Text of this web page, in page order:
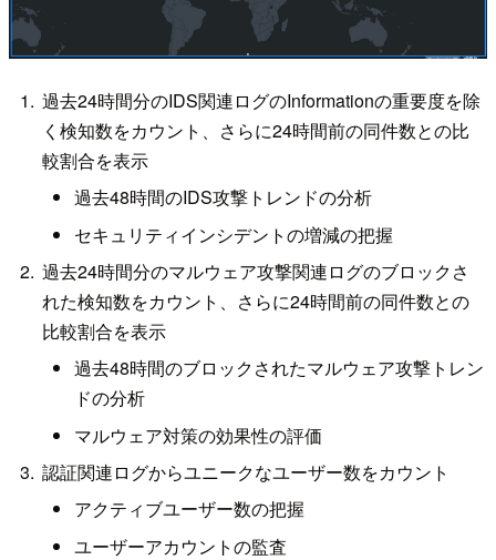
過去24時間分のIDS関連ログのInformationの重要度を除
く検知数をカウント、さらに24時間前の同件数との比
較割合を表示
過去48時間のIDS攻撃トレンドの分析
セキュリティインシデントの増減の把握
過去24時間分のマルウェア攻撃関連ログのブロックさ
れた検知数をカウント、さらに24時間前の同件数との
比較割合を表示
過去48時間のブロックされたマルウェア攻撃トレン
ドの分析
マルウェア対策の効果性の評価
認証関連ログからユニークなユーザー数をカウント
アクティブユーザー数の把握
ユーザーアカウントの監査